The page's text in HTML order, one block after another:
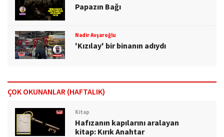
Papazın Bağı
Nadir Avşaroğlu
'Kızılay' bir binanın adıydı
ÇOK OKUNANLAR (HAFTALIK)
Kitap
Hafızanın kapılarını aralayan
kitap: Kırık Anahtar